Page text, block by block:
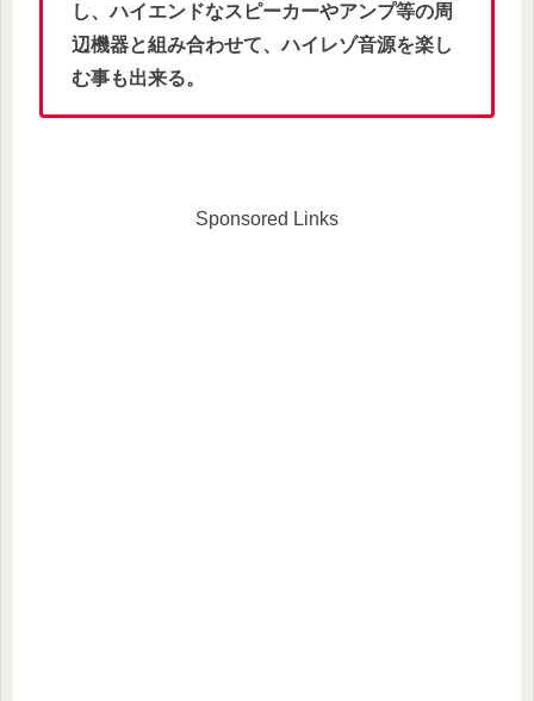
し、ハイエンドなスピーカーやアンプ等の周
辺機器と組み合わせて、ハイレゾ音源を楽し
む事も出来る。
Sponsored Links